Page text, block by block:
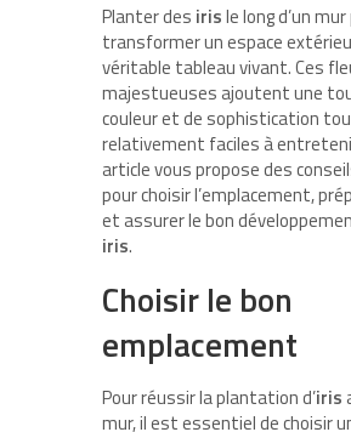
Planter des irisle long d’un
transformer un espace
véritable tableau vivant. Ces
majestueuses ajoutent une
couleur et de sophistication
relativement faciles à
article vous propose des
pour choisir l’emplacement,
et assurer le bon
iris.
Choisir le bon
emplacement
Pour réussir la plantation d’iris
mur, il est essentiel de choisir